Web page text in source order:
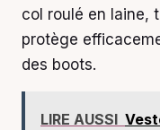
col roulé en laine,
protège
des boots.
LIRE AUSSI